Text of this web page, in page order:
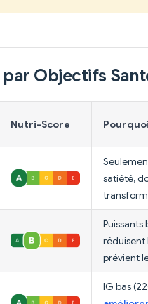
Objectifs
Nutri-Score
satiété,
réduisent
prévient
IG bas